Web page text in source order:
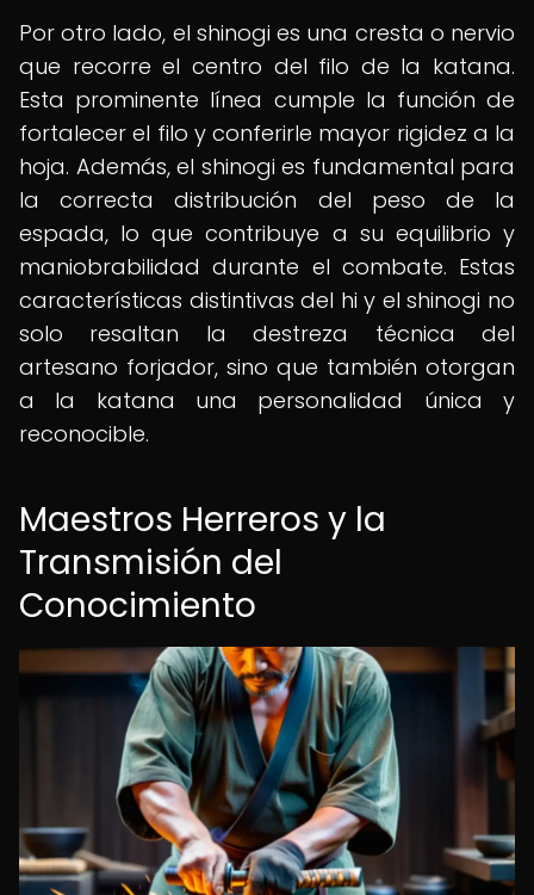
Por otro lado, el shinogi es una cresta o nervio
que recorre el centro del filo de la katana.
Esta prominente línea cumple la función de
fortalecer el filo y conferirle mayor rigidez a la
hoja. Además, el shinogi es fundamental para
la correcta distribución del peso de la
espada, lo que contribuye a su equilibrio y
maniobrabilidad durante el combate. Estas
características distintivas del hi y el shinogi no
solo resaltan la destreza técnica del
artesano forjador, sino que también otorgan
a la katana una personalidad única y
reconocible.
Maestros Herreros y la
Transmisión del
Conocimiento